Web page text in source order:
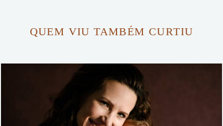
QUEM VIU TAMBÉM CURTIU